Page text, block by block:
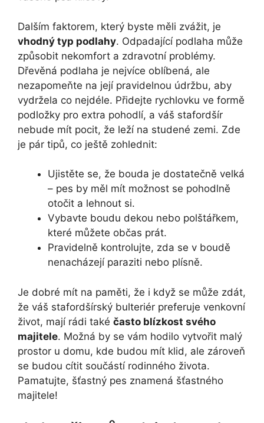
Dalším faktorem, který byste měli zvážit, je
vhodný typ podlahy. Odpadající podlaha může
způsobit nekomfort a zdravotní problémy.
Dřevěná podlaha je nejvíce oblíbená, ale
nezapomeňte na její pravidelnou údržbu, aby
vydržela co nejdéle. Přidejte rychlovku ve formě
podložky pro extra pohodlí, a váš stafordšír
nebude mít pocit, že leží na studené zemi. Zde
je pár tipů, co ještě zohlednit:
Ujistěte se, že bouda je dostatečně velká
– pes by měl mít možnost se pohodlně
otočit a lehnout si.
Vybavte boudu dekou nebo polštářkem,
které můžete občas prát.
Pravidelně kontrolujte, zda se v boudě
nenacházejí paraziti nebo plísně.
Je dobré mít na paměti, že i když se může zdát,
že váš stafordšírský bulteriér preferuje venkovní
život, mají rádi také často blízkost svého
majitele. Možná by se vám hodilo vytvořit malý
prostor u domu, kde budou mít klid, ale zároveň
se budou cítit součástí rodinného života.
Pamatujte, šťastný pes znamená šťastného
majitele!